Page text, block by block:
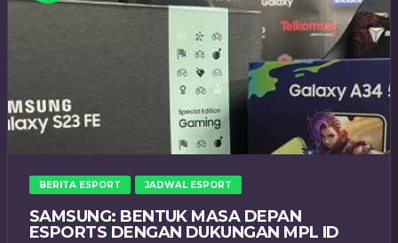
BERITA ESPORT JADWAL ESPORT
SAMSUNG: BENTUK MASA DEPAN
ESPORTS DENGAN DUKUNGAN MPL ID